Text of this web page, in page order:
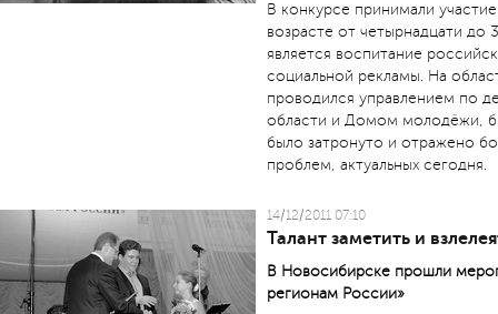
В конкурсе принимали
возрасте от четырнадцати
является воспитание
социальной рекламы. На
проводился управлением по
области и Домом молодёжи,
было затронуто и отражено
проблем, актуальных сегодня.
14/12/2011 07:10
Талант заметить и
В Новосибирске прошли
регионам России»